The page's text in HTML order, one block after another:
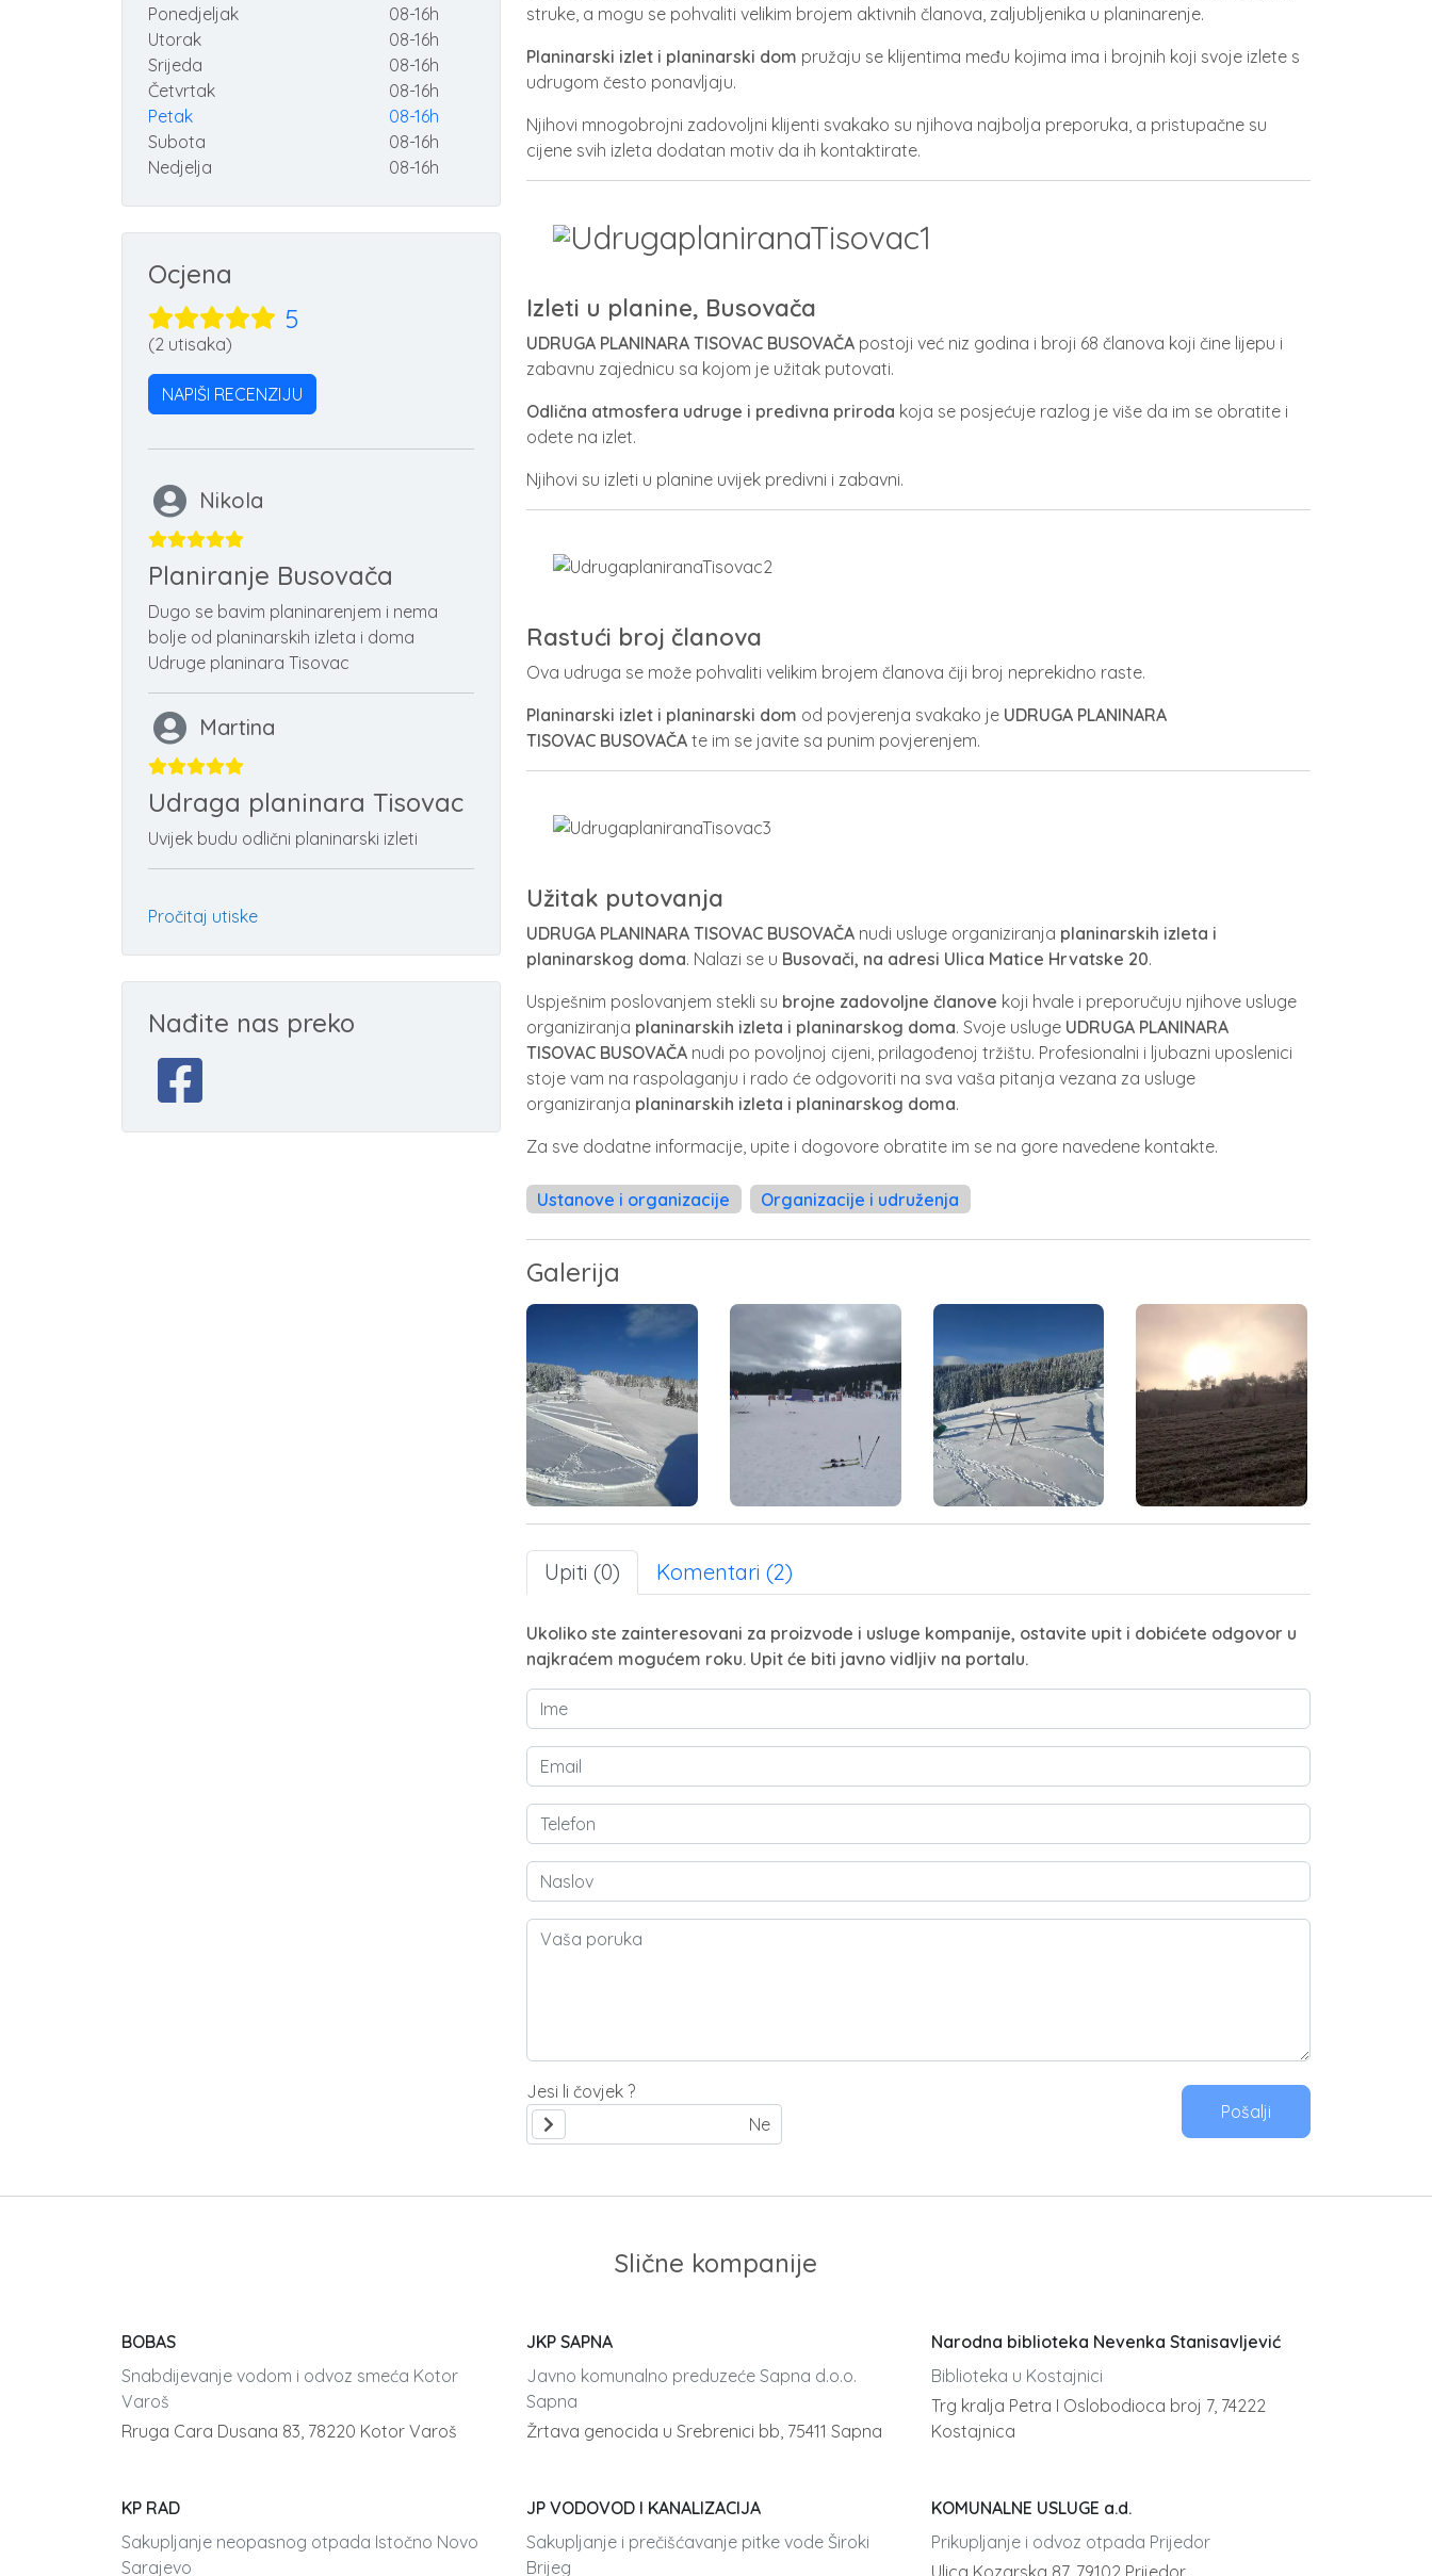
Ponedjeljak
08-16h
Utorak
08-16h
Srijeda
08-16h
Četvrtak
08-16h
Petak
08-16h
Subota
08-16h
Nedjelja
08-16h
Ocjena
5
(2 utisaka)
NAPIŠI RECENZIJU
Nikola
Planiranje Busovača
Dugo se bavim planinarenjem i nema
bolje od planinarskih izleta i doma
Udruge planinara Tisovac
Martina
Udraga planinara Tisovac
Uvijek budu odlični planinarski izleti
Pročitaj utiske
Nađite nas preko
struke, a mogu se pohvaliti velikim brojem aktivnih članova, zaljubljenika u planinarenje.
Planinarski izlet i planinarski dom pružaju se klijentima među kojima ima i brojnih koji svoje izlete s
udrugom često ponavljaju.
Njihovi mnogobrojni zadovoljni klijenti svakako su njihova najbolja preporuka, a pristupačne su
cijene svih izleta dodatan motiv da ih kontaktirate.
Izleti u planine, Busovača
UDRUGA PLANINARA TISOVAC BUSOVAČA postoji već niz godina i broji 68 članova koji čine lijepu i
zabavnu zajednicu sa kojom je užitak putovati.
Odlična atmosfera udruge i predivna priroda koja se posjećuje razlog je više da im se obratite i
odete na izlet.
Njihovi su izleti u planine uvijek predivni i zabavni.
Rastući broj članova
Ova udruga se može pohvaliti velikim brojem članova čiji broj neprekidno raste.
Planinarski izlet i planinarski dom od povjerenja svakako je UDRUGA PLANINARA
TISOVAC BUSOVAČA te im se javite sa punim povjerenjem.
Užitak putovanja
UDRUGA PLANINARA TISOVAC BUSOVAČA nudi usluge organiziranja planinarskih izleta i
planinarskog doma. Nalazi se u Busovači, na adresi Ulica Matice Hrvatske 20.
Uspješnim poslovanjem stekli su brojne zadovoljne članove koji hvale i preporučuju njihove usluge
organiziranja planinarskih izleta i planinarskog doma. Svoje usluge UDRUGA PLANINARA
TISOVAC BUSOVAČA nudi po povoljnoj cijeni, prilagođenoj tržištu. Profesionalni i ljubazni uposlenici
stoje vam na raspolaganju i rado će odgovoriti na sva vaša pitanja vezana za usluge
organiziranja planinarskih izleta i planinarskog doma.
Za sve dodatne informacije, upite i dogovore obratite im se na gore navedene kontakte.
Ustanove i organizacije Organizacije i udruženja
Galerija
Upiti (0) Komentari (2)
Ukoliko ste zainteresovani za proizvode i usluge kompanije, ostavite upit i dobićete odgovor u
najkraćem mogućem roku. Upit će biti javno vidljiv na portalu.
Jesi li čovjek ?
Pošalji
Slične kompanije
BOBAS
Snabdijevanje vodom i odvoz smeća Kotor
Varoš
Rruga Cara Dusana 83, 78220 Kotor Varoš
JKP SAPNA
Javno komunalno preduzeće Sapna d.o.o.
Sapna
Žrtava genocida u Srebrenici bb, 75411 Sapna
Narodna biblioteka Nevenka Stanisavljević
Biblioteka u Kostajnici
Trg kralja Petra I Oslobodioca broj 7, 74222
Kostajnica
KP RAD
Sakupljanje neopasnog otpada Istočno Novo
Sarajevo
JP VODOVOD I KANALIZACIJA
Sakupljanje i prečišćavanje pitke vode Široki
Brijeg
KOMUNALNE USLUGE a.d.
Prikupljanje i odvoz otpada Prijedor